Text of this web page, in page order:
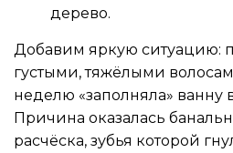
дерево.
Добавим яркую ситуацию:
густыми, тяжёлыми
неделю «заполняла» ванну
Причина оказалась
расчёска, зубья которой